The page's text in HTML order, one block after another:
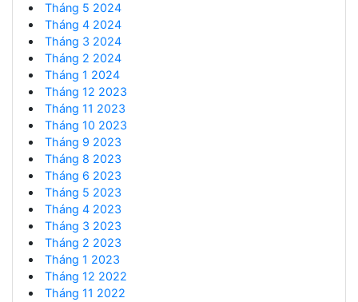
Tháng 5 2024
Tháng 4 2024
Tháng 3 2024
Tháng 2 2024
Tháng 1 2024
Tháng 12 2023
Tháng 11 2023
Tháng 10 2023
Tháng 9 2023
Tháng 8 2023
Tháng 6 2023
Tháng 5 2023
Tháng 4 2023
Tháng 3 2023
Tháng 2 2023
Tháng 1 2023
Tháng 12 2022
Tháng 11 2022